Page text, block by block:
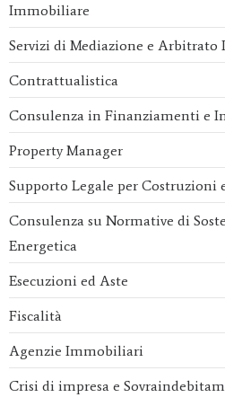
Immobiliare
Servizi di Mediazione e
Contrattualistica
Consulenza in Finanziamenti e
Property Manager
Supporto Legale per Costruzioni
Consulenza su Normative di
Energetica
Esecuzioni ed Aste
Fiscalità
Agenzie Immobiliari
Crisi di impresa e